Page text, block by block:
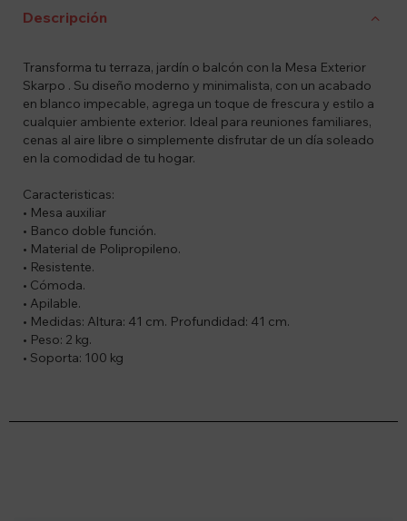
Descripción
Transforma tu terraza, jardín o balcón con la Mesa Exterior
Skarpo . Su diseño moderno y minimalista, con un acabado
en blanco impecable, agrega un toque de frescura y estilo a
cualquier ambiente exterior. Ideal para reuniones familiares,
cenas al aire libre o simplemente disfrutar de un día soleado
en la comodidad de tu hogar.
Caracteristicas:
• Mesa auxiliar
• Banco doble función.
• Material de Polipropileno.
• Resistente.
• Cómoda.
• Apilable.
• Medidas: Altura: 41 cm. Profundidad: 41 cm.
• Peso: 2 kg.
• Soporta: 100 kg